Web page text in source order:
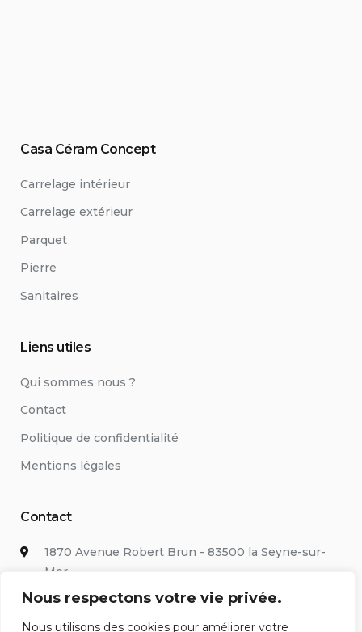
Nous respectons votre vie privée.
Nous utilisons des cookies pour améliorer votre
Casa Céram Concept
Carrelage intérieur
Carrelage extérieur
Parquet
Pierre
Sanitaires
Liens utiles
Qui sommes nous ?
Contact
Politique de confidentialité
Mentions légales
Contact
1870 Avenue Robert Brun - 83500 la Seyne-sur-
Mer
09 88 37 98 40
06 85 92 06 99